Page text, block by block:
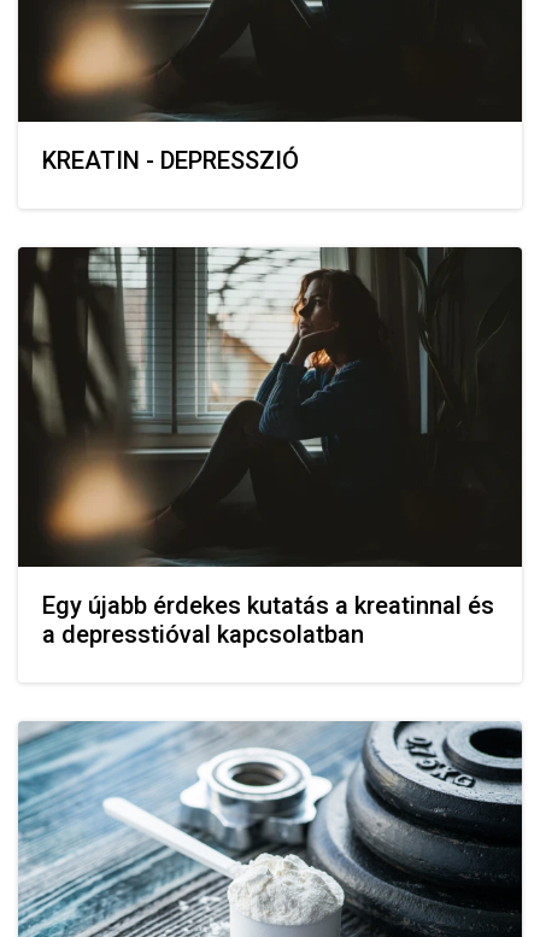
KREATIN - DEPRESSZIÓ
Egy újabb érdekes kutatás a kreatinnal és
a depresstióval kapcsolatban